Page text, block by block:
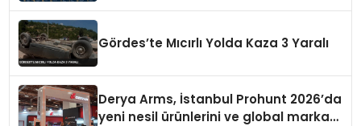
Gördes’te Mıcırlı Yolda Kaza 3 Yaralı
Derya Arms, İstanbul Prohunt 2026’da
yeni nesil ürünlerini ve global marka